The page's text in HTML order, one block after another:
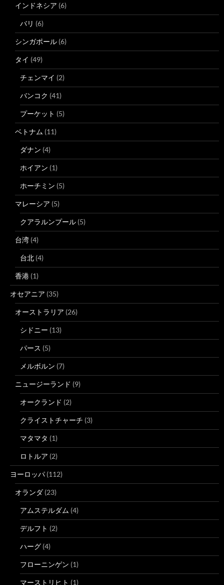
インドネシア (6)
バリ (6)
シンガポール (6)
タイ (49)
チェンマイ (2)
バンコク (41)
プーケット (5)
ベトナム (11)
ダナン (4)
ホイアン (1)
ホーチミン (5)
マレーシア (5)
クアラルンプール (5)
台湾 (4)
台北 (4)
香港 (1)
オセアニア (35)
オーストラリア (26)
シドニー (13)
パース (5)
メルボルン (7)
ニュージーランド (9)
オークランド (2)
クライストチャーチ (3)
マタマタ (1)
ロトルア (2)
ヨーロッパ (112)
オランダ (23)
アムステルダム (4)
デルフト (2)
ハーグ (4)
フローニンゲン (1)
マーストリヒト (1)